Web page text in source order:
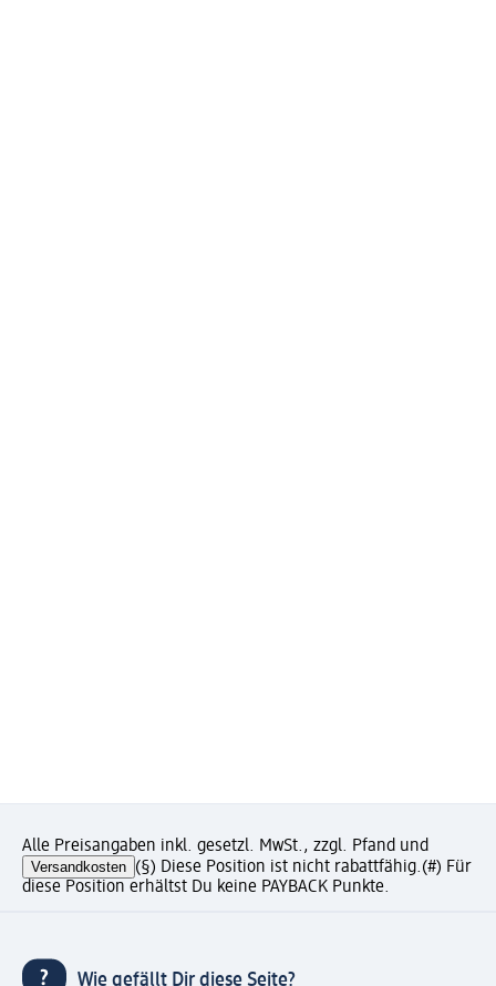
Alle Preisangaben inkl. gesetzl. MwSt., zzgl. Pfand und
Versandkosten (§) Diese Position ist nicht rabattfähig.(#) Für
diese Position erhältst Du keine PAYBACK Punkte.
Wie gefällt Dir diese Seite?